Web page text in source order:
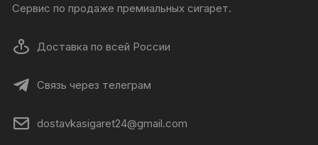
Сервис по продаже премиальных сигарет.
Доставка по всей России
Связь через телеграм
dostavkasigaret24@gmail.com